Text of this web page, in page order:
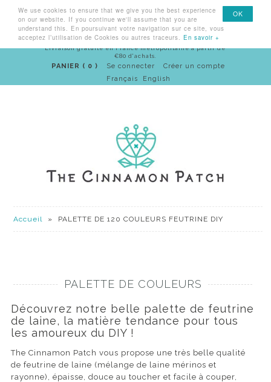
OK
We use cookies to ensure that we give you the best experience
on our website. If you continue we'll assume that you are
understand this. En poursuivant votre navigation sur ce site, vous
acceptez l’utilisation de Cookies ou autres traceurs. En savoir +
Livraison gratuite en France métropolitaine à partir de
€80 d'achats.
PANIER ( 0 ) Se connecter
Créer un compte
Français
English
Menu
Accueil » PALETTE DE 120 COULEURS FEUTRINE DIY
PALETTE DE COULEURS
Découvrez notre belle palette de feutrine
de laine, la matière tendance pour tous
les amoureux du DIY !
The Cinnamon Patch vous propose une très belle qualité
de feutrine de laine (mélange de laine mérinos et
rayonne), épaisse, douce au toucher et facile à couper,